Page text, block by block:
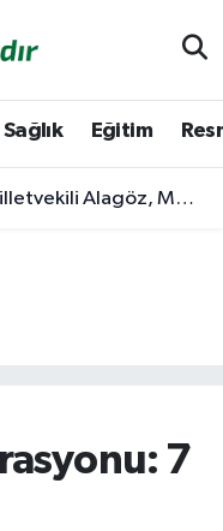
Sağlık Eğitim
İl Başkanlığını Ziyaret Etti
7